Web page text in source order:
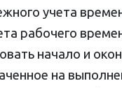
учета
рабочего
начало и
на